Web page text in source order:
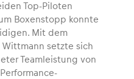
Top-Piloten
Boxenstopp konnte
Mit dem
setzte sich
Teamleistung von